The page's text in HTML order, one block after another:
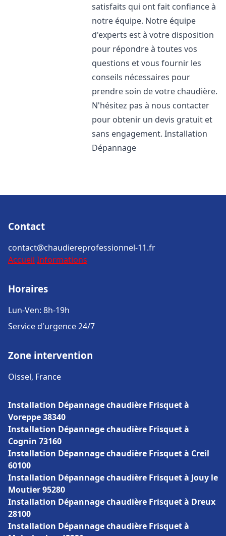
satisfaits qui ont fait confiance à
notre équipe. Notre équipe
d'experts est à votre disposition
pour répondre à toutes vos
questions et vous fournir les
conseils nécessaires pour
prendre soin de votre chaudière.
N'hésitez pas à nous contacter
pour obtenir un devis gratuit et
sans engagement. Installation
Dépannage
Contact
contact@chaudiereprofessionnel-11.fr
Accueil Informations
Horaires
Lun-Ven: 8h-19h
Service d'urgence 24/7
Zone intervention
Oissel, France
Installation Dépannage chaudière Frisquet à
Voreppe 38340
Installation Dépannage chaudière Frisquet à
Cognin 73160
Installation Dépannage chaudière Frisquet à Creil
60100
Installation Dépannage chaudière Frisquet à Jouy le
Moutier 95280
Installation Dépannage chaudière Frisquet à Dreux
28100
Installation Dépannage chaudière Frisquet à